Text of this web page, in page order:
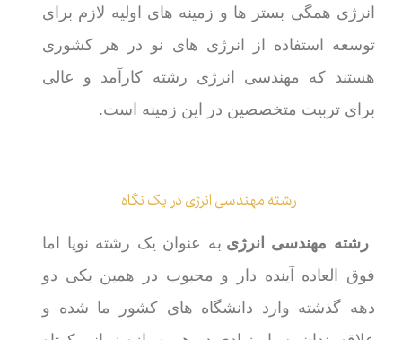
انرژی همگی بستر ها و زمینه های اولیه لازم برای
توسعه استفاده از انرژی های نو در هر کشوری
هستند که مهندسی انرژی رشته کارآمد و عالی
برای تربیت متخصصین در این زمینه است.
رشته مهندسی انرژی در یک نگاه
رشته مهندسی انرژی به عنوان یک رشته نوپا اما
فوق العاده آینده دار و محبوب در همین یکی دو
دهه گذشته وارد دانشگاه‌ های کشور ما شده و